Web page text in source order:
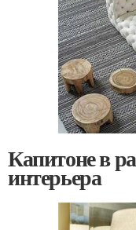
Капитоне в
интерьера